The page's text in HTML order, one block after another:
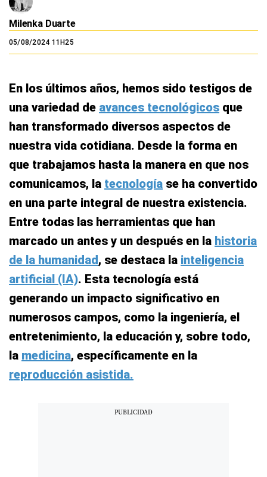
Milenka Duarte
05/08/2024 11H25
En los últimos años, hemos sido testigos de
una variedad de avances tecnológicos que
han transformado diversos aspectos de
nuestra vida cotidiana. Desde la forma en
que trabajamos hasta la manera en que nos
comunicamos, la tecnología se ha convertido
en una parte integral de nuestra existencia.
Entre todas las herramientas que han
marcado un antes y un después en la historia
de la humanidad, se destaca la inteligencia
artificial (IA). Esta tecnología está
generando un impacto significativo en
numerosos campos, como la ingeniería, el
entretenimiento, la educación y, sobre todo,
la medicina, específicamente en la
reproducción asistida.